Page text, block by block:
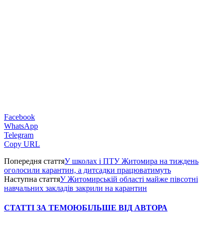
Facebook
WhatsApp
Telegram
Copy URL
Попередня статтяУ школах і ПТУ Житомира на тиждень
оголосили карантин, а дитсадки працюватимуть
Наступна статтяУ Житомирській області майже півсотні
навчальних закладів закрили на карантин
СТАТТІ ЗА ТЕМОЮБІЛЬШЕ ВІД АВТОРА